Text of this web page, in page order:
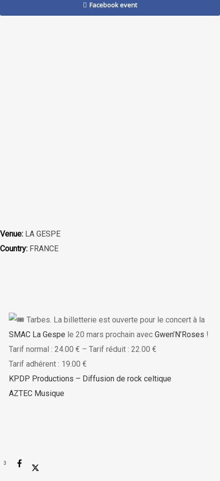
Facebook event
Venue: LA GESPE
Country: FRANCE
Tarbes. La billetterie est ouverte pour le concert à la
SMAC La Gespe le 20 mars prochain avec Gwen’N’Roses !
Tarif normal : 24.00 € – Tarif réduit : 22.00 €
Tarif adhérent : 19.00 €
KPDP Productions – Diffusion de rock celtique
AZTEC Musique
3